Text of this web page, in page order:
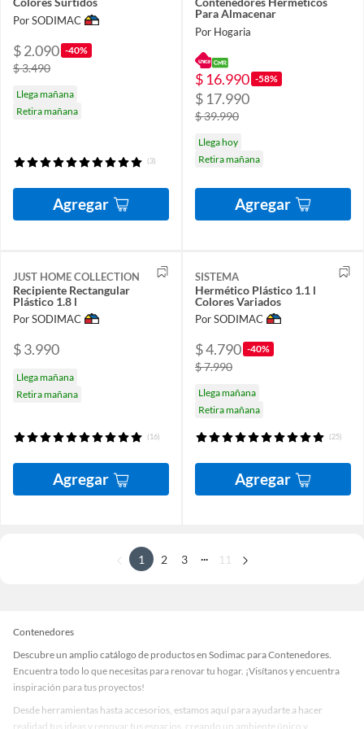
Por SODIMAC
$ 2.090 -40%
$ 3.490
Llega mañana
Retira mañana
(3)
Agregar
Para Almacenar
Por Hogaria
$ 16.990 -58%
$ 17.990
$ 39.990
Llega hoy
Retira mañana
Agregar
JUST HOME COLLECTION
Recipiente Rectangular
Plástico 1.8 l
Por SODIMAC
$ 3.990
Llega mañana
Retira mañana
(16)
Agregar
SISTEMA
Hermético Plástico 1.1 l
Colores Variados
Por SODIMAC
$ 4.790 -40%
$ 7.990
Llega mañana
Retira mañana
(25)
Agregar
1 2 3 11
Contenedores
Descubre un amplio catálogo de productos en Sodimac para Contenedores.
Encuentra todo lo que necesitas para renovar tu hogar. ¡Visítanos y encuentra
inspiración para tus proyectos!
Desde herramientas hasta accesorios, estamos aquí para ayudarte a hacer
realidad tus ideas y renovar tus espacios, creando un ambiente único y